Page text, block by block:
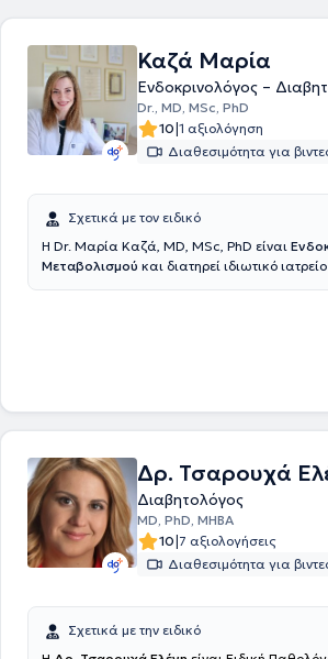
Καζά Μαρία
Ενδοκρινολόγος –
Dr., MD, MSc, PhD
10|1 αξιολόγηση
Διαθεσιμότητα για
Σχετικά με τον ειδικό
Η Dr. Μαρία Καζά, MD, MSc, PhD είναι
Μεταβολισμού και διατηρεί ιδιωτικό
σε νοσοκομεία της Ελλάδας και του
εμπειρία σε ευρύ φάσμα
τύπου 1 και 2, διαβήτη κύησης,
και ενδοκρινοπάθειες της κύησης,
εμμήνου ρύσεως, των νοσημάτων των
ενδοκρινικής υπέρτασης. Η ερευνητική και
διεθνή συνέδρια, καθώς και διδακτική
Science του Μητροπολιτικού και
Ενδοκρινολογικής Εταιρείας, του Ιατρικού
Δρ. Τσαρουχά
Διαβητολόγος
MD, PhD, MHBA
10|7 αξιολογήσεις
Διαθεσιμότητα για
Σχετικά με την ειδικό